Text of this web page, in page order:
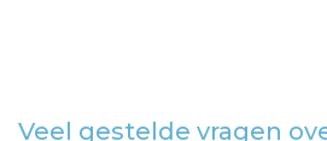
Veel gestelde vragen